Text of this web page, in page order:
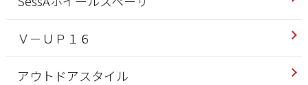
Ｖ－ＵＰ１６
アウトドアスタイル